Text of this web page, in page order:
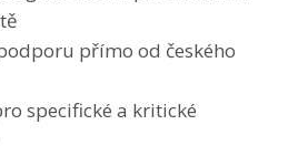
přímo od českého
specifické a kritické